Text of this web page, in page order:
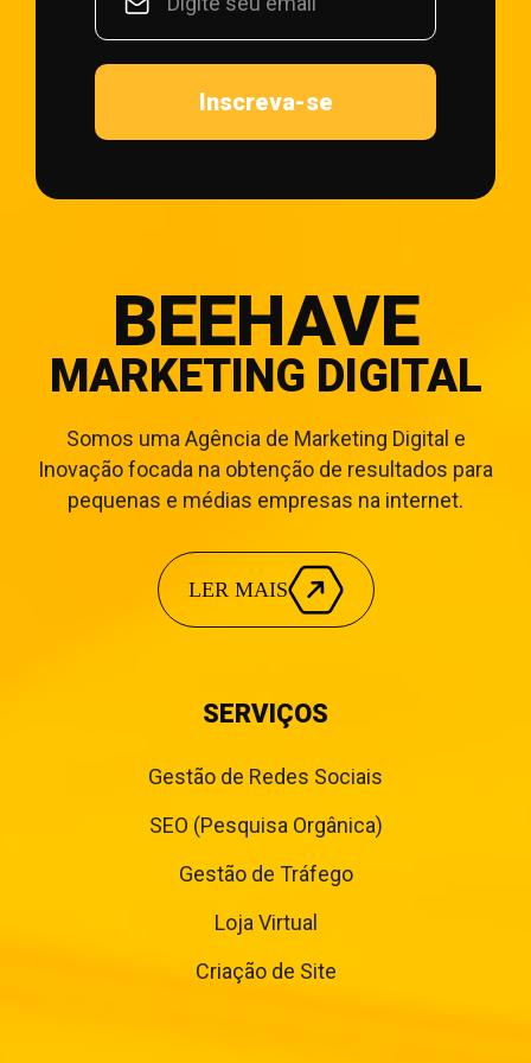
Inscreva-se
BEEHAVE
MARKETING DIGITAL
Somos uma Agência de Marketing Digital e
Inovação focada na obtenção de resultados para
pequenas e médias empresas na internet.
LER MAIS
SERVIÇOS
Gestão de Redes Sociais
SEO (Pesquisa Orgânica)
Gestão de Tráfego
Loja Virtual
Criação de Site